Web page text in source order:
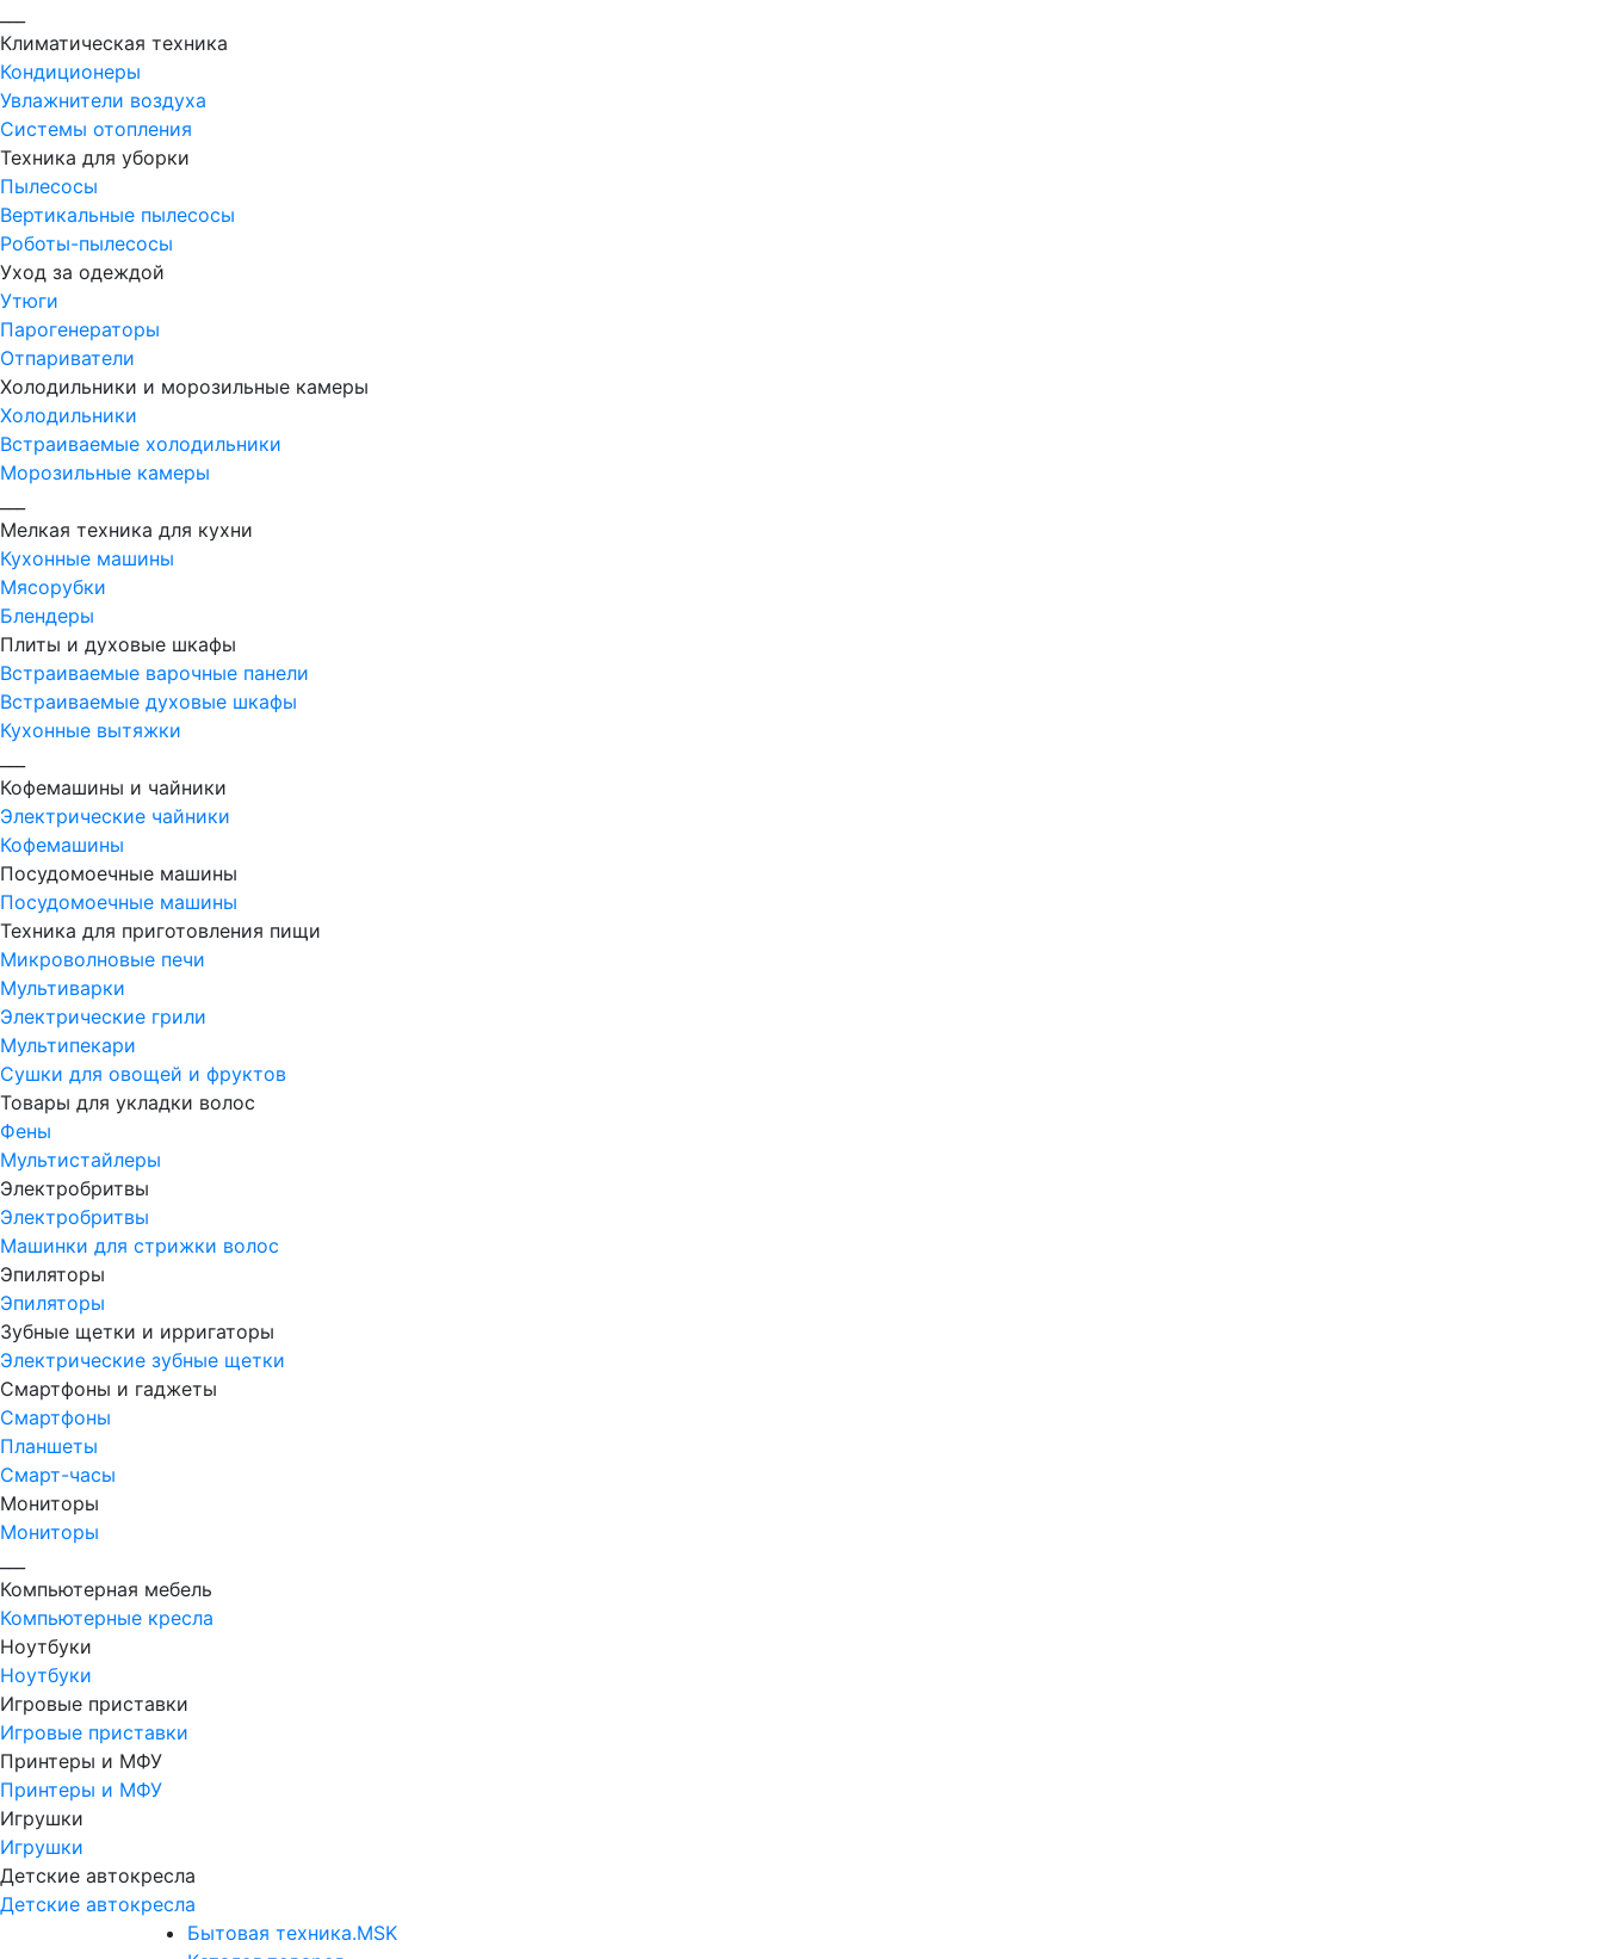
Климатическая техника
Кондиционеры
Увлажнители воздуха
Системы отопления
Техника для уборки
Пылесосы
Вертикальные пылесосы
Роботы-пылесосы
Уход за одеждой
Утюги
Парогенераторы
Отпариватели
Холодильники и морозильные камеры
Холодильники
Встраиваемые холодильники
Морозильные камеры
Мелкая техника для кухни
Кухонные машины
Мясорубки
Блендеры
Плиты и духовые шкафы
Встраиваемые варочные панели
Встраиваемые духовые шкафы
Кухонные вытяжки
Кофемашины и чайники
Электрические чайники
Кофемашины
Посудомоечные машины
Посудомоечные машины
Техника для приготовления пищи
Микроволновые печи
Мультиварки
Электрические грили
Мультипекари
Сушки для овощей и фруктов
Товары для укладки волос
Фены
Мультистайлеры
Электробритвы
Электробритвы
Машинки для стрижки волос
Эпиляторы
Эпиляторы
Зубные щетки и ирригаторы
Электрические зубные щетки
Смартфоны и гаджеты
Смартфоны
Планшеты
Смарт-часы
Мониторы
Мониторы
Компьютерная мебель
Компьютерные кресла
Ноутбуки
Ноутбуки
Игровые приставки
Игровые приставки
Принтеры и МФУ
Принтеры и МФУ
Игрушки
Игрушки
Детские автокресла
Детские автокресла
Бытовая техника.MSK